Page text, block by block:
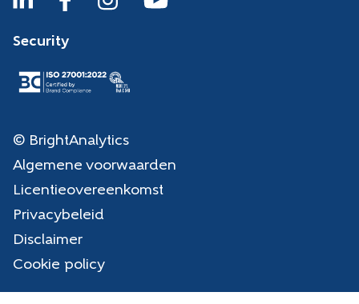
Security
© BrightAnalytics
Algemene voorwaarden
Licentieovereenkomst
Privacybeleid
Disclaimer
Cookie policy